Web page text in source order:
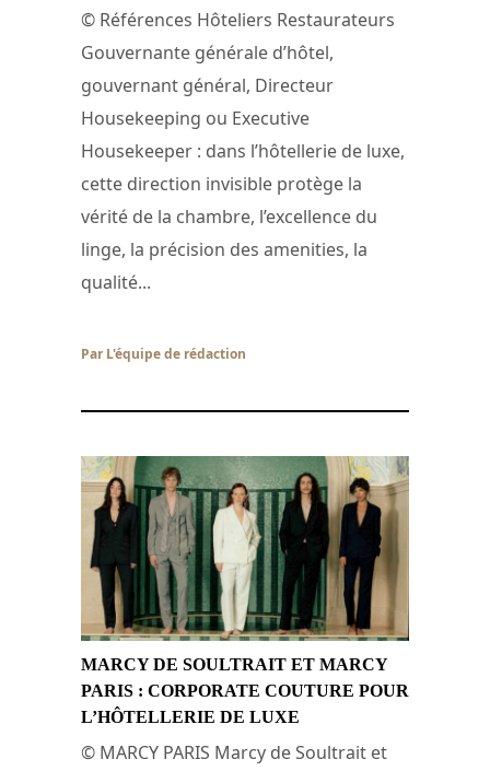
© Références Hôteliers Restaurateurs
Gouvernante générale d’hôtel,
gouvernant général, Directeur
Housekeeping ou Executive
Housekeeper : dans l’hôtellerie de luxe,
cette direction invisible protège la
vérité de la chambre, l’excellence du
linge, la précision des amenities, la
qualité...
Par L'équipe de rédaction
MARCY DE SOULTRAIT ET MARCY
PARIS : CORPORATE COUTURE POUR
L’HÔTELLERIE DE LUXE
© MARCY PARIS Marcy de Soultrait et